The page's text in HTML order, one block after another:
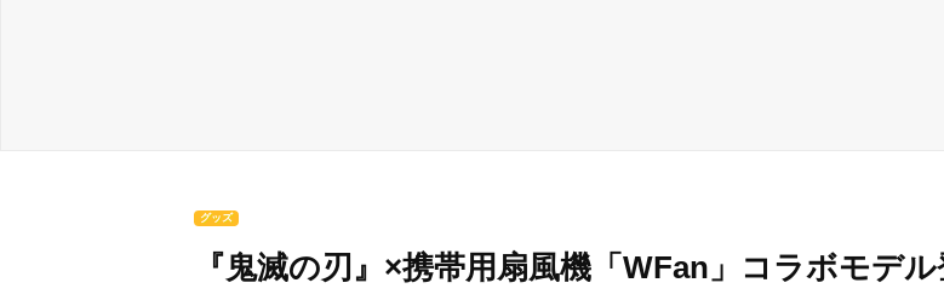
グッズ
『鬼滅の刃』×携帯用扇風機「WFan」コラボモデル